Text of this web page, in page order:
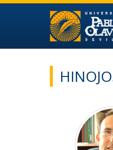
Ir al contenido principal de la
Ir a la cabecera de la página
Ir al pie de la página (alt + p)
Ir al menú principal (alt + u)